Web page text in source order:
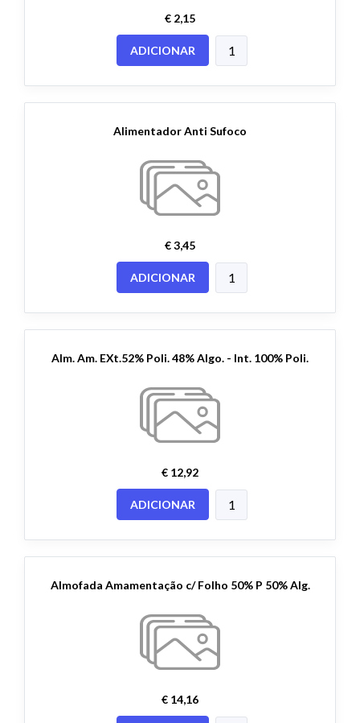
€ 2,15
ADICIONAR
Alimentador Anti Sufoco
€ 3,45
ADICIONAR
Alm. Am. EXt.52% Poli. 48% Algo. - Int. 100% Poli.
€ 12,92
ADICIONAR
Almofada Amamentação c/ Folho 50% P 50% Alg.
€ 14,16